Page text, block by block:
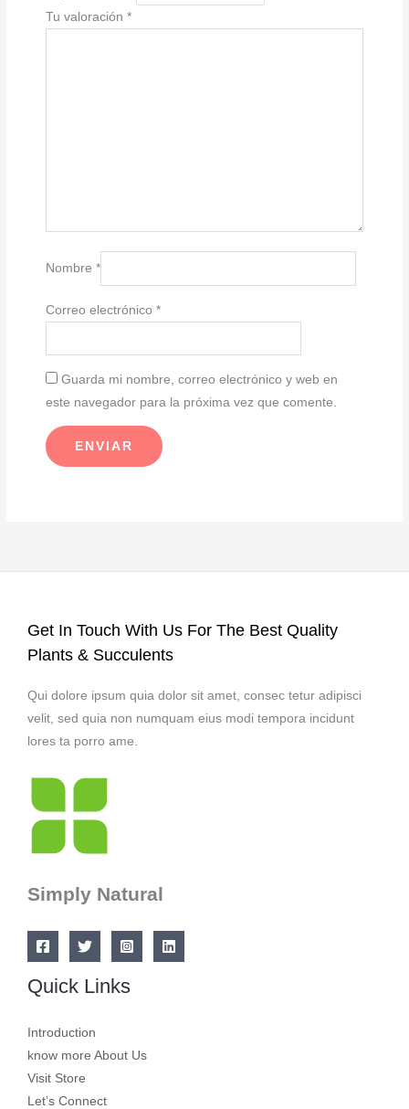
Tu valoración*
Nombre*
Correo electrónico*
Guarda mi nombre, correo electrónico y web en
este navegador para la próxima vez que comente.
Get In Touch With Us For The Best Quality
Plants & Succulents
Qui dolore ipsum quia dolor sit amet, consec tetur adipisci
velit, sed quia non numquam eius modi tempora incidunt
lores ta porro ame.
Simply Natural
Quick Links
Introduction
know more About Us
Visit Store
Let’s Connect